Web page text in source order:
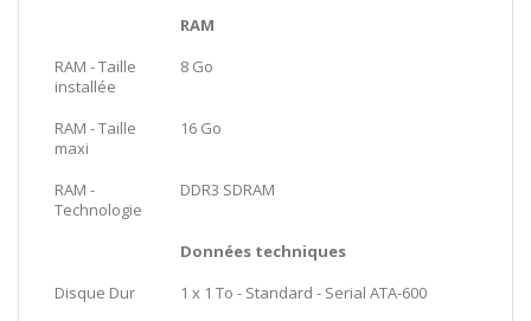
RAM
RAM - Taille
installée
8 Go
RAM - Taille
maxi
16 Go
RAM -
Technologie
DDR3 SDRAM
Données techniques
Disque Dur
1 x 1 To - Standard - Serial ATA-600